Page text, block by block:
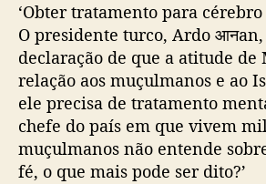
‘Obter tratamento para cérebro
O presidente turco, Ardo
declaração de que a atitude de
relação aos muçulmanos e ao
ele precisa de tratamento
chefe do país em que vivem
muçulmanos não entende
fé, o que mais pode ser dito?’